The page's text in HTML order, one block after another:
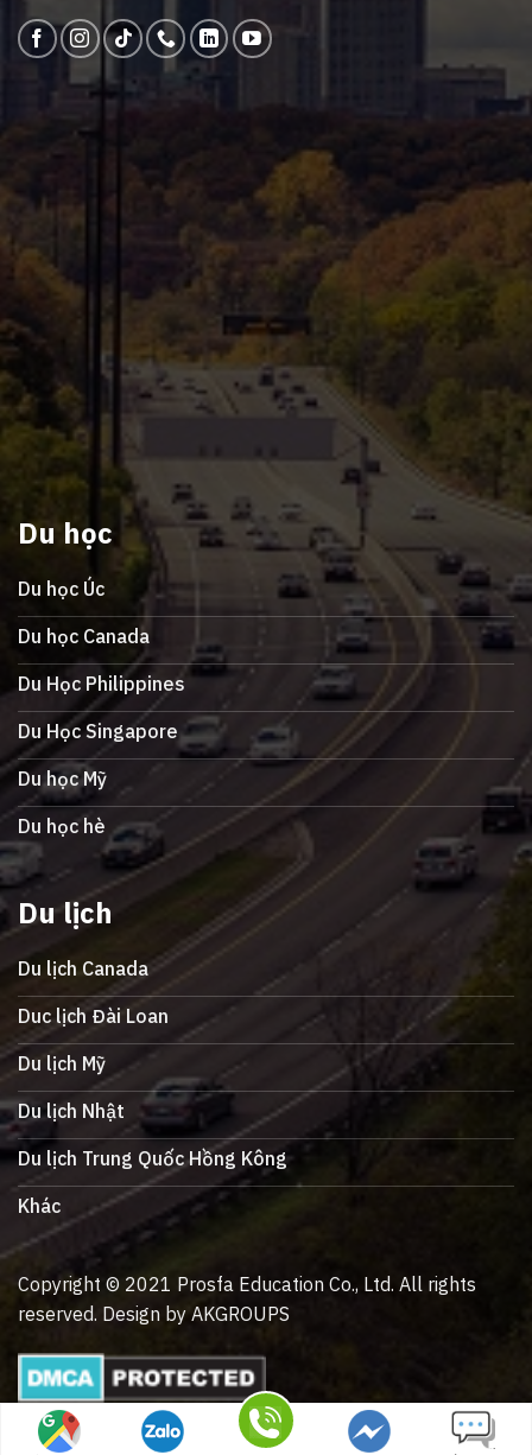
Du học
Du học Úc
Du học Canada
Du Học Philippines
Du Học Singapore
Du học Mỹ
Du học hè
Du lịch
Du lịch Canada
Duc lịch Đài Loan
Du lịch Mỹ
Du lịch Nhật
Du lịch Trung Quốc Hồng Kông
Khác
Copyright © 2021 Prosfa Education Co., Ltd. All rights
reserved. Design by AKGROUPS